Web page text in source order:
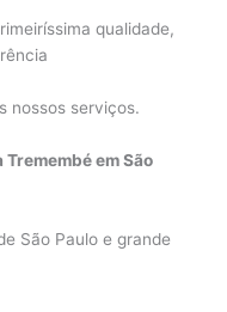
qualidade,
nossos serviços.
em São
São Paulo e grande